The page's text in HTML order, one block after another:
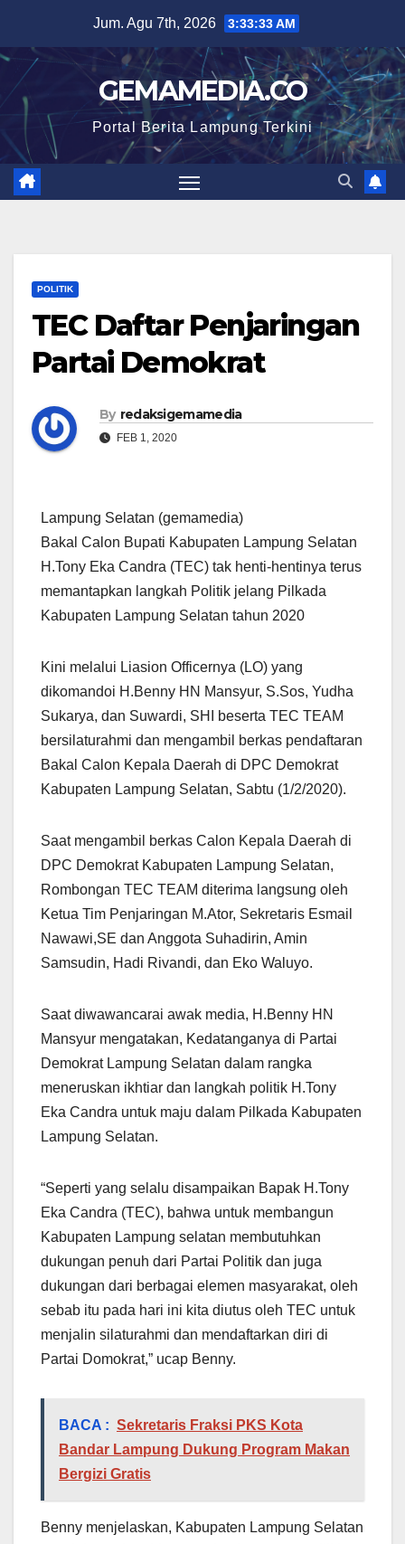
content
Jum. Agu 7th, 2026 3:33:34 AM
GEMAMEDIA.CO
Portal Berita Lampung Terkini
POLITIK
TEC Daftar Penjaringan
Partai Demokrat
By redaksigemamedia
FEB 1, 2020
Lampung Selatan (gemamedia)
Bakal Calon Bupati Kabupaten Lampung Selatan
H.Tony Eka Candra (TEC) tak henti-hentinya terus
memantapkan langkah Politik jelang Pilkada
Kabupaten Lampung Selatan tahun 2020
Kini melalui Liasion Officernya (LO) yang
dikomandoi H.Benny HN Mansyur, S.Sos, Yudha
Sukarya, dan Suwardi, SHI beserta TEC TEAM
bersilaturahmi dan mengambil berkas pendaftaran
Bakal Calon Kepala Daerah di DPC Demokrat
Kabupaten Lampung Selatan, Sabtu (1/2/2020).
Saat mengambil berkas Calon Kepala Daerah di
DPC Demokrat Kabupaten Lampung Selatan,
Rombongan TEC TEAM diterima langsung oleh
Ketua Tim Penjaringan M.Ator, Sekretaris Esmail
Nawawi,SE dan Anggota Suhadirin, Amin
Samsudin, Hadi Rivandi, dan Eko Waluyo.
Saat diwawancarai awak media, H.Benny HN
Mansyur mengatakan, Kedatanganya di Partai
Demokrat Lampung Selatan dalam rangka
meneruskan ikhtiar dan langkah politik H.Tony
Eka Candra untuk maju dalam Pilkada Kabupaten
Lampung Selatan.
“Seperti yang selalu disampaikan Bapak H.Tony
Eka Candra (TEC), bahwa untuk membangun
Kabupaten Lampung selatan membutuhkan
dukungan penuh dari Partai Politik dan juga
dukungan dari berbagai elemen masyarakat, oleh
sebab itu pada hari ini kita diutus oleh TEC untuk
menjalin silaturahmi dan mendaftarkan diri di
Partai Domokrat,” ucap Benny.
BACA : Sekretaris Fraksi PKS Kota
Bandar Lampung Dukung Program Makan
Bergizi Gratis
Benny menjelaskan, Kabupaten Lampung Selatan